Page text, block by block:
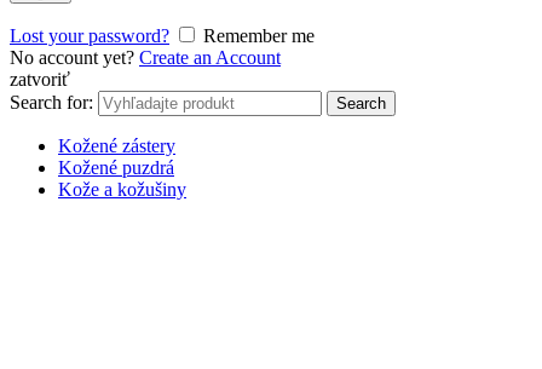
Lost your password?
Remember me
No account yet? Create an Account
zatvoriť
Search for:
Search
Kožené zástery
Kožené puzdrá
Kože a kožušiny